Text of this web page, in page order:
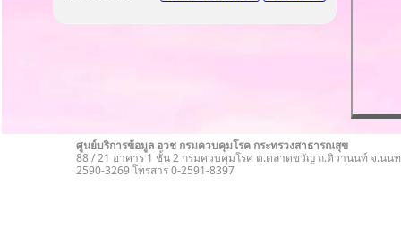
ศูนย์บริการข้อมูล อวช กรมควบคุมโรค กระทรวงสาธารณสุข
88 / 21 อาคาร 1 ชั้น 2 กรมควบคุมโรค ต.ตลาดขวัญ ถ.ติวานนท์ จ.นน
2590-3269 โทรสาร 0-2591-8397